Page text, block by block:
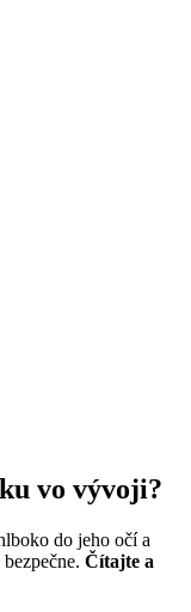
vo vývoji?
do jeho očí a
Čítajte a